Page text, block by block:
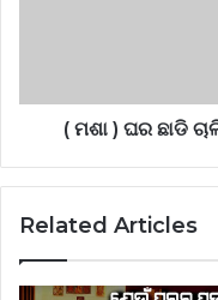
( ମଶା ) ଘର ଛାଡି
Related Articles